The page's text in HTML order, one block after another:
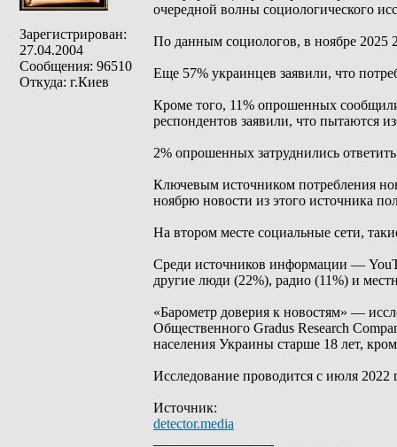
Зарегистрирован:
27.04.2004
Сообщения: 96510
Откуда: г.Киев
очередной волны социологического
По данным социологов, в ноябре 2025
Еще 57% украинцев заявили, что
Кроме того, 11% опрошенных
респондентов заявили, что пытаются
2% опрошенных затруднились
Ключевым источником потребления
ноябрю новости из этого источника
На втором месте социальные сети,
Среди источников информации —
другие люди (22%), радио (11%) и
«Барометр доверия к новостям» —
Общественного Gradus Research
населения Украины старше 18 лет,
Исследование проводится с июля 2022
Источник:
detector.media